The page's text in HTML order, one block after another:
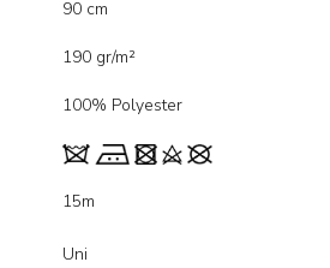
90 cm
190 gr/m²
100% Polyester
15m
Uni